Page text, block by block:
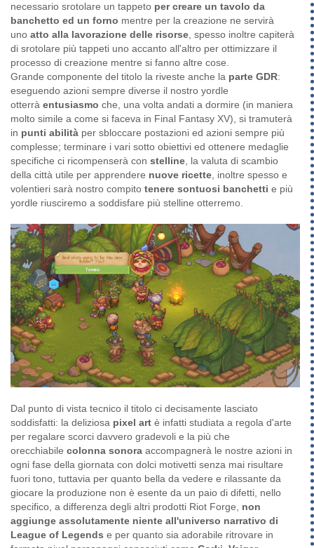
necessario srotolare un tappeto per creare un tavolo da
banchetto ed un forno mentre per la creazione ne servirà
uno atto alla lavorazione delle risorse, spesso inoltre capiterà
di srotolare più tappeti uno accanto all'altro per ottimizzare il
processo di creazione mentre si fanno altre cose.
Grande componente del titolo la riveste anche la parte GDR:
eseguendo azioni sempre diverse il nostro yordle
otterrà entusiasmo che, una volta andati a dormire (in maniera
molto simile a come si faceva in Final Fantasy XV), si tramuterà
in punti abilità per sbloccare postazioni ed azioni sempre più
complesse; terminare i vari sotto obiettivi ed ottenere medaglie
specifiche ci ricompenserà con stelline, la valuta di scambio
della città utile per apprendere nuove ricette, inoltre spesso e
volentieri sarà nostro compito tenere sontuosi banchetti e più
yordle riusciremo a soddisfare più stelline otterremo.
Dal punto di vista tecnico il titolo ci decisamente lasciato
soddisfatti: la deliziosa pixel art è infatti studiata a regola d'arte
per regalare scorci davvero gradevoli e la più che
orecchiabile colonna sonora accompagnerà le nostre azioni in
ogni fase della giornata con dolci motivetti senza mai risultare
fuori tono, tuttavia per quanto bella da vedere e rilassante da
giocare la produzione non è esente da un paio di difetti, nello
specifico, a differenza degli altri prodotti Riot Forge, non
aggiunge assolutamente niente all'universo narrativo di
League of Legends e per quanto sia adorabile ritrovare in